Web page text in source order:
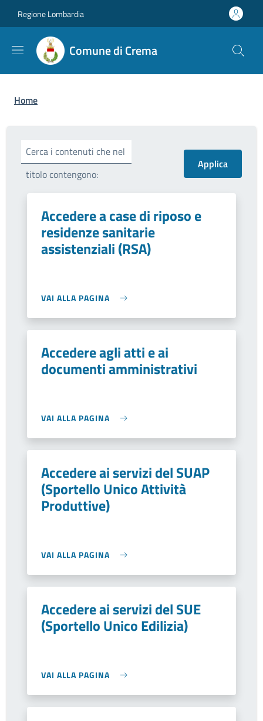
Regione Lombardia
Comune di Crema
Briciole di pane
Home
Cerca i contenuti che nel
titolo contengono:
Accedere a case di riposo e
residenze sanitarie
assistenziali (RSA)
VAI ALLA PAGINA
Accedere agli atti e ai
documenti amministrativi
VAI ALLA PAGINA
Accedere ai servizi del SUAP
(Sportello Unico Attività
Produttive)
VAI ALLA PAGINA
Accedere ai servizi del SUE
(Sportello Unico Edilizia)
VAI ALLA PAGINA